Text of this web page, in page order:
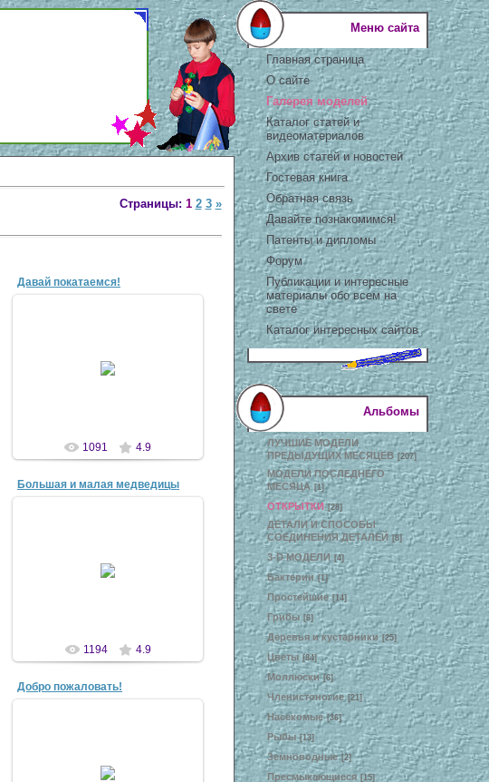
Страницы: 1 2 3 »
Давай покатаемся!
1091 4.9
Большая и малая медведицы
1194 4.9
Добро пожаловать!
Меню сайта
Главная страница
О сайте
Галерея моделей
Каталог статей и
видеоматериалов
Архив статей и новостей
Гостевая книга
Обратная связь
Давайте познакомимся!
Патенты и дипломы
Форум
Публикации и интересные
материалы обо всем на
свете
Каталог интересных сайтов
Альбомы
ЛУЧШИЕ МОДЕЛИ
ПРЕДЫДУЩИХ МЕСЯЦЕВ
[207]
МОДЕЛИ ПОСЛЕДНЕГО
МЕСЯЦА [1]
ОТКРЫТКИ [28]
ДЕТАЛИ И СПОСОБЫ
СОЕДИНЕНИЯ ДЕТАЛЕЙ [8]
3-D МОДЕЛИ [4]
Бактерии [1]
Простейшие [14]
Грибы [6]
Деревья и кустарники [25]
Цветы [84]
Моллюски [6]
Членистоногие [21]
Насекомые [36]
Рыбы [13]
Земноводные [2]
Пресмыкающиеся [15]